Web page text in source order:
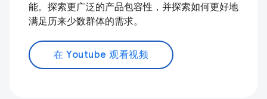
能。探索更广泛的产品包容性，并探索如何更好地
满足历来少数群体的需求。
在 Youtube 观看视频